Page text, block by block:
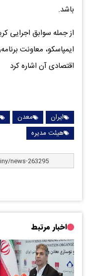
باشد.
از جمله سوابق اجرایی
ایمپاسکو، معاونت
اقتصادی آن اشاره کرد
ایران معدن
هیئت مدیره
اخبار مرتبط